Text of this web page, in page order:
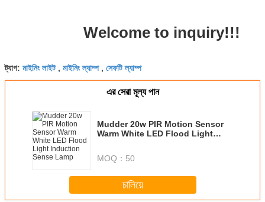
Welcome to inquiry!!!
ট্যাগ: মাইনিং লাইট, মাইনিং ল্যাম্প, সেফটি ল্যাম্প
এর সেরা মূল্য পান
Mudder 20w PIR Motion Sensor
Warm White LED Flood Light
MOQ： 50
চালিয়ে